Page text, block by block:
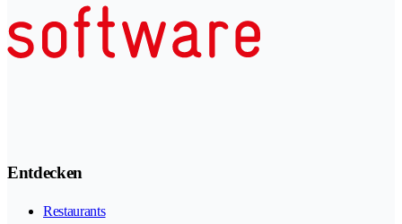
Entdecken
Restaurants